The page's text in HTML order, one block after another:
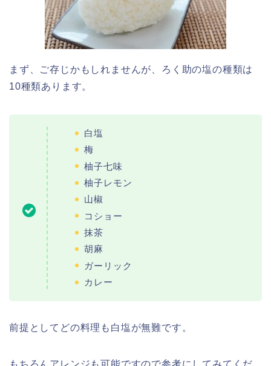
まず、ご存じかもしれませんが、ろく助の塩の種類は
10種類あります。
白塩
梅
柚子七味
柚子レモン
山椒
コショー
抹茶
胡麻
ガーリック
カレー
前提としてどの料理も白塩が無難です。
もちろんアレンジも可能ですので参考にしてみてくだ